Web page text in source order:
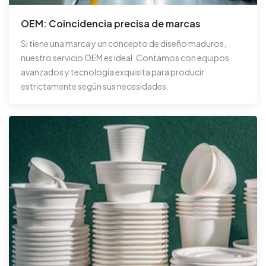
OEM: Coincidencia precisa de marcas
Si tiene una marca y un concepto de diseño maduros,
nuestro servicio OEM es ideal. Contamos con equipos
avanzados y tecnología exquisita para producir
estrictamente según sus necesidades.